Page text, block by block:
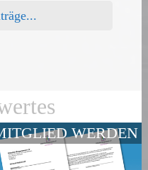
WERDEN